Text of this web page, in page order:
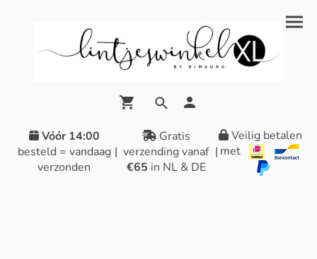
Vóór 14:00
besteld = vandaag
verzonden
|
Gratis
verzending vanaf
€65 in NL & DE
|
Veilig betalen
met